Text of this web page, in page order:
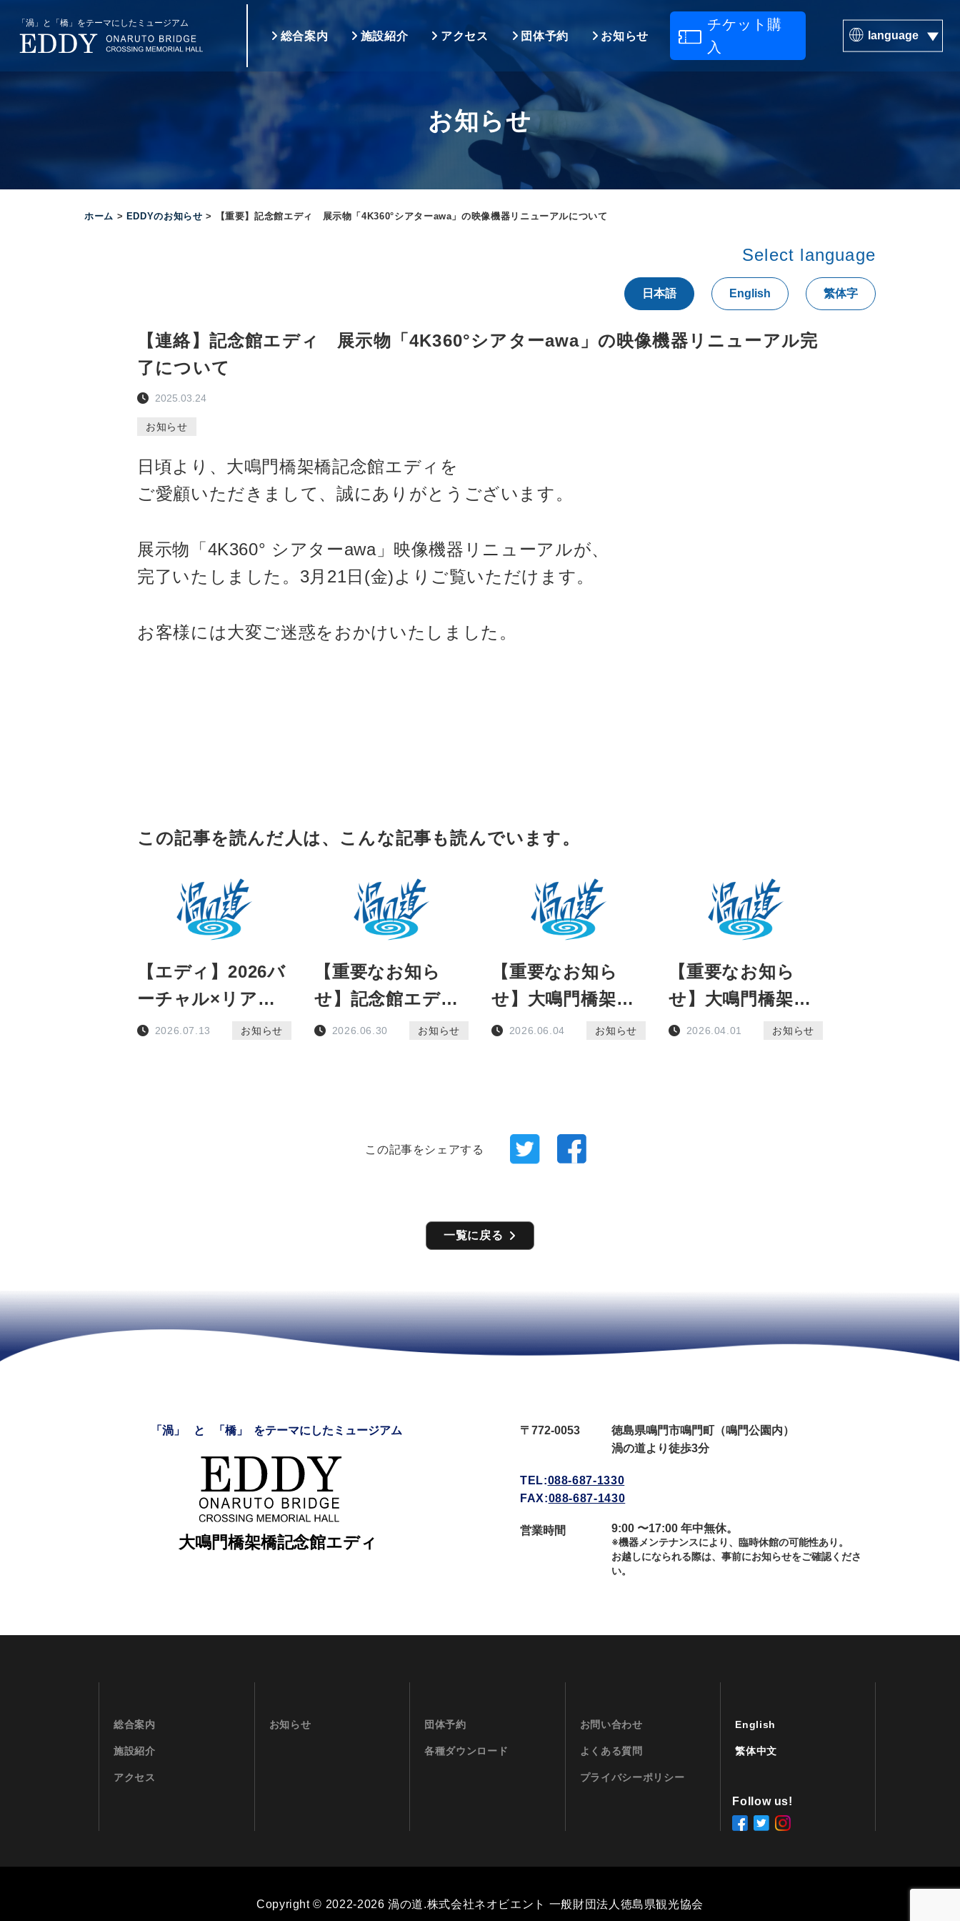
す
総合案内 施設紹介 アクセス 団体予約 お知らせ
チケット購
入
language
お知らせ
ホーム > EDDYのお知らせ > 【重要】記念館エディ 展示物「4K360°シアターawa」の映像機器リニューアルについて
Select language
日本語 English 繁体字
【連絡】記念館エディ 展示物「4K360°シアターawa」の映像機器リニューアル完
了について
2025.03.24
お知らせ
日頃より、大鳴門橋架橋記念館エディを
ご愛顧いただきまして、誠にありがとうございます。
展示物「4K360° シアターawa」映像機器リニューアルが、
完了いたしました。3月21日(金)よりご覧いただけます。
お客様には大変ご迷惑をおかけいたしました。
この記事を読んだ人は、こんな記事も読んでいます。
【エディ】2026バ
ーチャル×リアル
謎解き ホロライブ
2026.07.13 お知らせ
【重要なお知ら
せ】記念館エディ
「Play the
2026.06.30 お知らせ
【重要なお知ら
せ】大鳴門橋架橋
記念館のメンテナ
2026.06.04 お知らせ
【重要なお知ら
せ】大鳴門橋架橋
記念館のメンテナ
2026.04.01 お知らせ
この記事をシェアする
一覧に戻る
「渦」 と 「橋」 をテーマにしたミュージアム 〒772-0053
徳島県鳴門市鳴門町（鳴門公園内）
渦の道より徒歩3分
TEL:088-687-1330
FAX:088-687-1430
営業時間 9:00 〜17:00 年中無休。
※機器メンテナンスにより、臨時休館の可能性あり。
お越しになられる際は、事前にお知らせをご確認くださ
い。
総合案内
施設紹介
アクセス
お知らせ 団体予約
各種ダウンロード
お問い合わせ
よくある質問
プライバシーポリシー
English
繁体中文
Follow us!
Copyright © 2022-2026渦の道.株式会社ネオビエント 一般財団法人徳島県観光協会